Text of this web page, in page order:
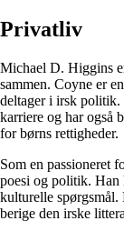
Privatliv
Michael D. Higgins
sammen. Coyne er
deltager i irsk politik.
karriere og har også
for børns rettigheder.
Som en passioneret
poesi og politik. Han
kulturelle
berige den irske